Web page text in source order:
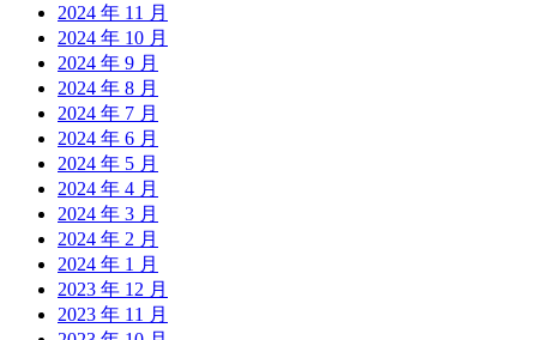
2024 年 11 月
2024 年 10 月
2024 年 9 月
2024 年 8 月
2024 年 7 月
2024 年 6 月
2024 年 5 月
2024 年 4 月
2024 年 3 月
2024 年 2 月
2024 年 1 月
2023 年 12 月
2023 年 11 月